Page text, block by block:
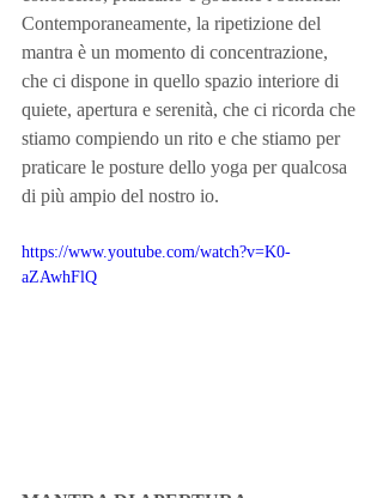
Contemporaneamente, la ripetizione del
mantra è un momento di concentrazione,
che ci dispone in quello spazio interiore di
quiete, apertura e serenità, che ci ricorda che
stiamo compiendo un rito e che stiamo per
praticare le posture dello yoga per qualcosa
di più ampio del nostro io.
https://www.youtube.com/watch?v=K0-
aZAwhFlQ